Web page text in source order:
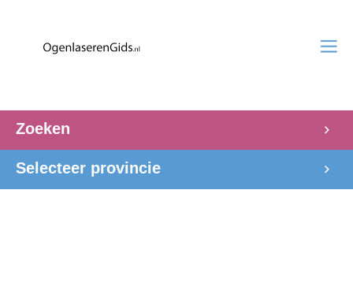
Zoeken
Selecteer provincie